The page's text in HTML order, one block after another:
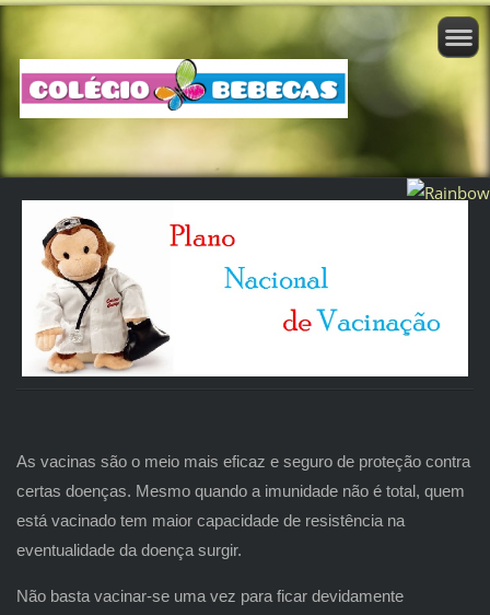
As vacinas são o meio mais eficaz e seguro de proteção contra
certas doenças. Mesmo quando a imunidade não é total, quem
está vacinado tem maior capacidade de resistência na
eventualidade da doença surgir.
Não basta vacinar-se uma vez para ficar devidamente